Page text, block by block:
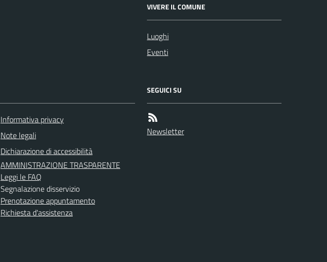
VIVERE IL COMUNE
Luoghi
Eventi
Informativa privacy
Note legali
Dichiarazione di accessibilità
AMMINISTRAZIONE TRASPARENTE
Leggi le FAQ
Segnalazione disservizio
Prenotazione appuntamento
Richiesta d'assistenza
SEGUICI SU
Newsletter